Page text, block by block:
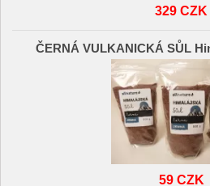
329 CZK
ČERNÁ VULKANICKÁ SŮL
59 CZK